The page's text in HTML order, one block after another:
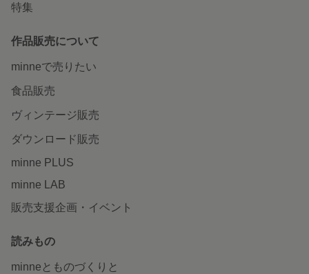
特集
作品販売について
minneで売りたい
食品販売
ヴィンテージ販売
ダウンロード販売
minne PLUS
minne LAB
販売支援企画・イベント
読みもの
minneとものづくりと